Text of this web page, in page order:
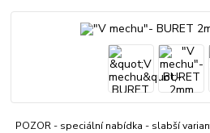
POZOR - speciální nabídka - slabší